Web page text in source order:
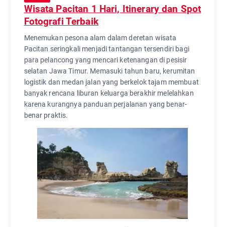
Wisata Pacitan 1 Hari, Itinerary dan Spot
Fotografi Terbaik
Menemukan pesona alam dalam deretan wisata
Pacitan seringkali menjadi tantangan tersendiri bagi
para pelancong yang mencari ketenangan di pesisir
selatan Jawa Timur. Memasuki tahun baru, kerumitan
logistik dan medan jalan yang berkelok tajam membuat
banyak rencana liburan keluarga berakhir melelahkan
karena kurangnya panduan perjalanan yang benar-
benar praktis.